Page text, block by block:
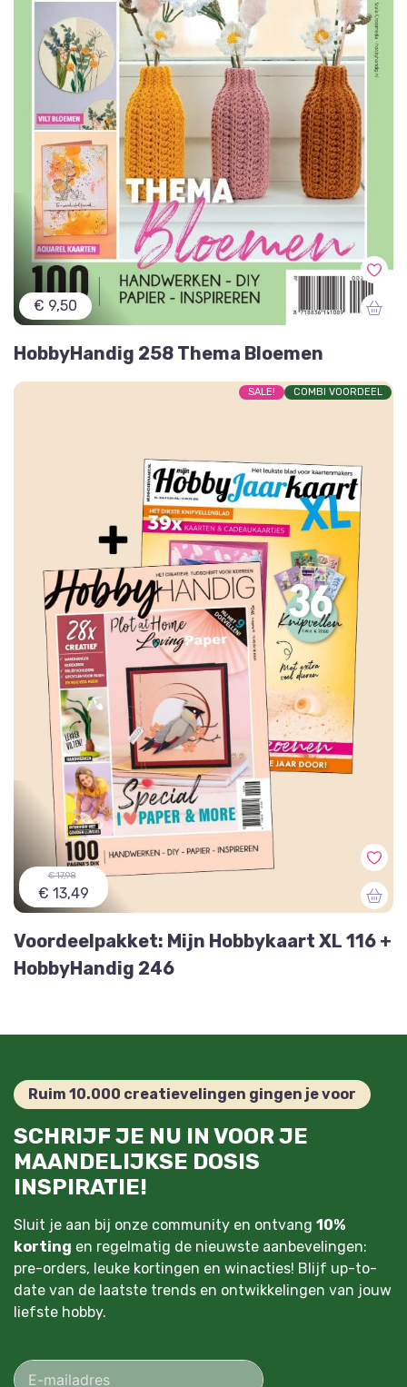
€ 9,50
HobbyHandig 258 Thema Bloemen
SALE! COMBI VOORDEEL
€ 17,98
€ 13,49
Voordeelpakket: Mijn Hobbykaart XL 116 +
HobbyHandig 246
Ruim 10.000 creatievelingen gingen je voor
SCHRIJF JE NU IN VOOR JE
MAANDELIJKSE DOSIS
INSPIRATIE!
Sluit je aan bij onze community en ontvang 10%
korting en regelmatig de nieuwste aanbevelingen:
pre-orders, leuke kortingen en winacties! Blijf up-to-
date van de laatste trends en ontwikkelingen van jouw
liefste hobby.